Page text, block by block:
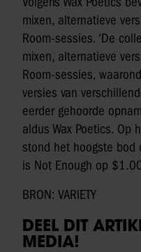
mixen, alternatieve
Room-sessies. ‘De
mixen, alternatieve
Room-sessies,
versies van
eerder gehoorde
aldus Wax Poetics. Op
stond het hoogste bod
is Not Enough op
BRON: VARIETY
DEEL DIT
MEDIA!